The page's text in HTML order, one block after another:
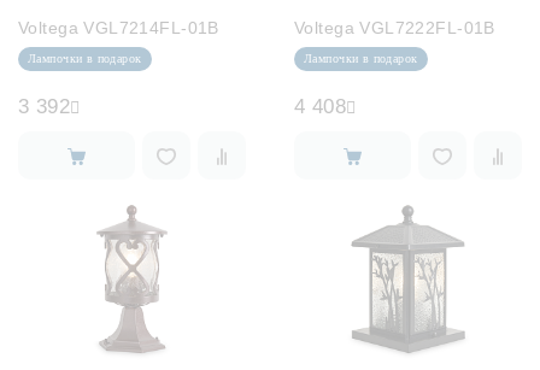
Voltega VGL7214FL-01B
Лампочки в подарок
3 392
Voltega VGL7222FL-01B
Лампочки в подарок
4 408